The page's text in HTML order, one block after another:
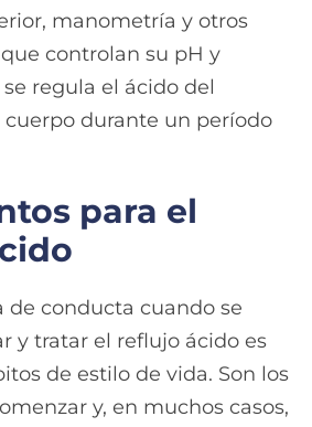
manometría y otros
controlan su pH y
regula el ácido del
durante un período
para el
de conducta cuando se
y tratar el reflujo ácido es
de estilo de vida. Son los
y, en muchos casos,